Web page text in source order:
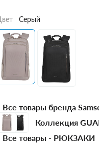
Серый
Все товары бренда
Коллекция
Все товары - РЮКЗАКИ